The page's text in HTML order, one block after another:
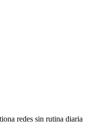
redes sin rutina diaria